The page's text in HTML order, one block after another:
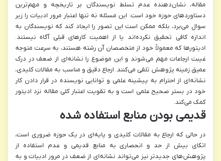
مقاله، نشان‌دهنده عدم تسلط نویسندگان بر تاریخچه و مهم‌ترین
دستاوردهای حوزه خود است. این مسئله نه تنها اعتبار مرور ادبیات را زیر
سوال می‌برد، بلکه ممکن است این تصور را ایجاد کند که نویسندگان به
اندازه کافی تحقیق نکرده‌اند یا از اهمیت کارهای قبلی آگاه نیستند.
ادیتورها که معمولاً خود از متخصصان آن رشته هستند، به سرعت متوجه
غیبت ارجاعات مهم می‌شوند و این موضوع را نشانه‌ای از ضعف در درک
عمیق زمینه پژوهش تلقی می‌کنند. ارجاع دقیق و مناسب به مقالات کلیدی،
نشانه‌ای از احترام به پیشینه علمی و توانایی نویسنده در قرار دادن کار
خود در بستر صحیح علمی است و به تقویت اعتبار کلی مقاله نزد ادیتور
کمک می‌کند.
قدیمی بودن منابع استفاده شده
در حالی که ارجاع به مقالات کلیدی و پایه‌ای در یک حوزه ضروری است،
اتکای بیش از حد و انحصاری به منابع قدیمی و عدم استفاده از
پژوهش‌های جدیدتر نیز می‌تواند نشانه‌ای از ضعف در مرور ادبیات و به